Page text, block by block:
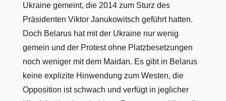
Ukraine gemeint, die 2014 zum Sturz des
Präsidenten Viktor Janukowitsch geführt hatten.
Doch Belarus hat mit der Ukraine nur wenig
gemein und der Protest ohne Platzbesetzungen
noch weniger mit dem Maidan. Es gibt in Belarus
keine explizite Hinwendung zum Westen, die
Opposition ist schwach und verfügt in jeglicher